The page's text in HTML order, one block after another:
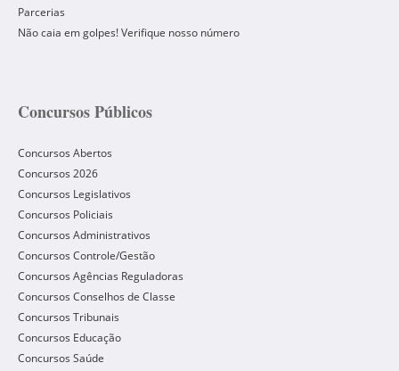
Parcerias
Não caia em golpes! Verifique nosso número
Concursos Públicos
Concursos Abertos
Concursos 2026
Concursos Legislativos
Concursos Policiais
Concursos Administrativos
Concursos Controle/Gestão
Concursos Agências Reguladoras
Concursos Conselhos de Classe
Concursos Tribunais
Concursos Educação
Concursos Saúde